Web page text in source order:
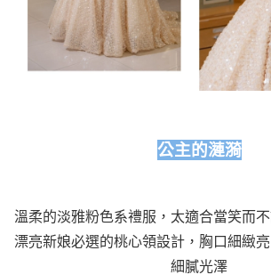
公主的漣漪
溫柔的淡雅粉色系禮服，太適合當笑而
漂亮新娘必選的桃心領設計，胸口細緻
細膩光澤